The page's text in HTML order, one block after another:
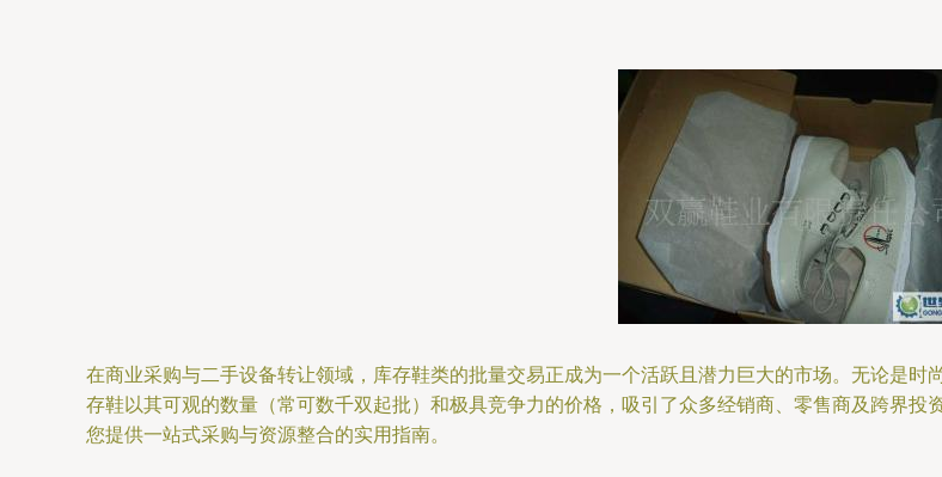
在商业采购与二手设备转让领域，库存鞋类的批量交易正成为一个活跃且潜力巨大的市场。无论是
存鞋以其可观的数量（常可数千双起批）和极具竞争力的价格，吸引了众多经销商、零售商及跨界
您提供一站式采购与资源整合的实用指南。